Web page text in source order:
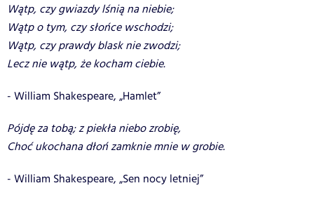
Wątp, czy gwiazdy lśnią na niebie;
Wątp o tym, czy słońce wschodzi;
Wątp, czy prawdy blask nie zwodzi;
Lecz nie wątp, że kocham ciebie.
- William Shakespeare, „Hamlet”
Pójdę za tobą; z piekła niebo zrobię,
Choć ukochana dłoń zamknie mnie w grobie.
- William Shakespeare, „Sen nocy letniej”